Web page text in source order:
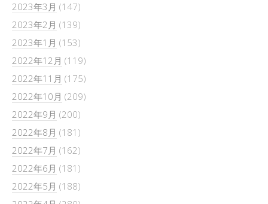
2023年3月 (147)
2023年2月 (139)
2023年1月 (153)
2022年12月 (119)
2022年11月 (175)
2022年10月 (209)
2022年9月 (200)
2022年8月 (181)
2022年7月 (162)
2022年6月 (181)
2022年5月 (188)